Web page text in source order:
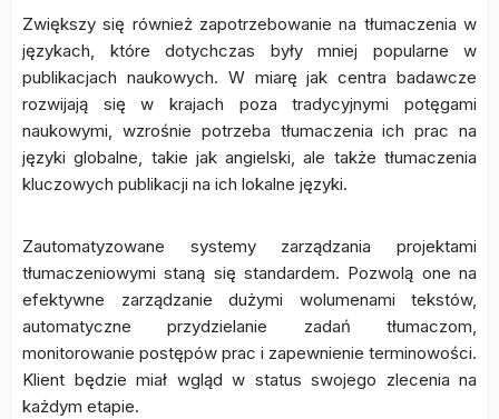
Zwiększy się również zapotrzebowanie na tłumaczenia w
językach, które dotychczas były mniej popularne w
publikacjach naukowych. W miarę jak centra badawcze
rozwijają się w krajach poza tradycyjnymi potęgami
naukowymi, wzrośnie potrzeba tłumaczenia ich prac na
języki globalne, takie jak angielski, ale także tłumaczenia
kluczowych publikacji na ich lokalne języki.
Zautomatyzowane systemy zarządzania projektami
tłumaczeniowymi staną się standardem. Pozwolą one na
efektywne zarządzanie dużymi wolumenami tekstów,
automatyczne przydzielanie zadań tłumaczom,
monitorowanie postępów prac i zapewnienie terminowości.
Klient będzie miał wgląd w status swojego zlecenia na
każdym etapie.